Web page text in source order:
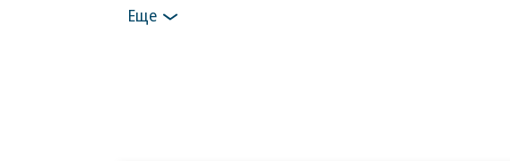
Еще